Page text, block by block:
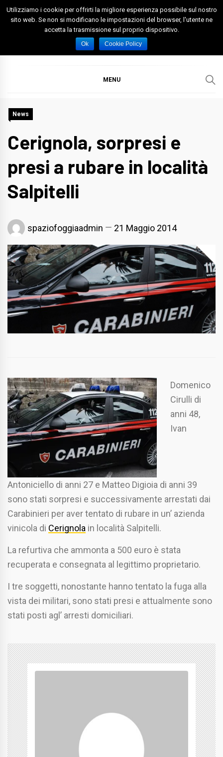
Skip
Spazio Foggia
Foggia News Calcio Eventi e Attività nella Capitanata
MENU
News
Cerignola, sorpresi e
presi a rubare in località
Salpitelli
spaziofoggiaadmin 21 Maggio 2014
Domenico
Cirulli di
anni 48,
Ivan
Antoniciello di anni 27 e Matteo Digioia di anni 39
sono stati sorpresi e successivamente arrestati dai
Carabinieri per aver tentato di rubare in un’ azienda
vinicola di Cerignola in località Salpitelli.
La refurtiva che ammonta a 500 euro è stata
recuperata e consegnata al legittimo proprietario.
I tre soggetti, nonostante hanno tentato la fuga alla
vista dei militari, sono stati presi e attualmente sono
stati posti agl’ arresti domiciliari.
Utilizziamo i cookie per offrirti la migliore esperienza possibile sul nostro
sito web. Se non si modificano le impostazioni del browser, l'utente ne
accetta la trasmissione sul proprio dispositivo.
Ok Cookie Policy